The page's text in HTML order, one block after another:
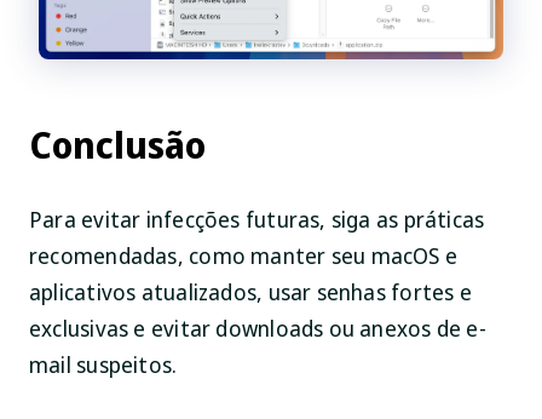
Conclusão
Para evitar infecções futuras, siga as práticas
recomendadas, como manter seu macOS e
aplicativos atualizados, usar senhas fortes e
exclusivas e evitar downloads ou anexos de e-
mail suspeitos.